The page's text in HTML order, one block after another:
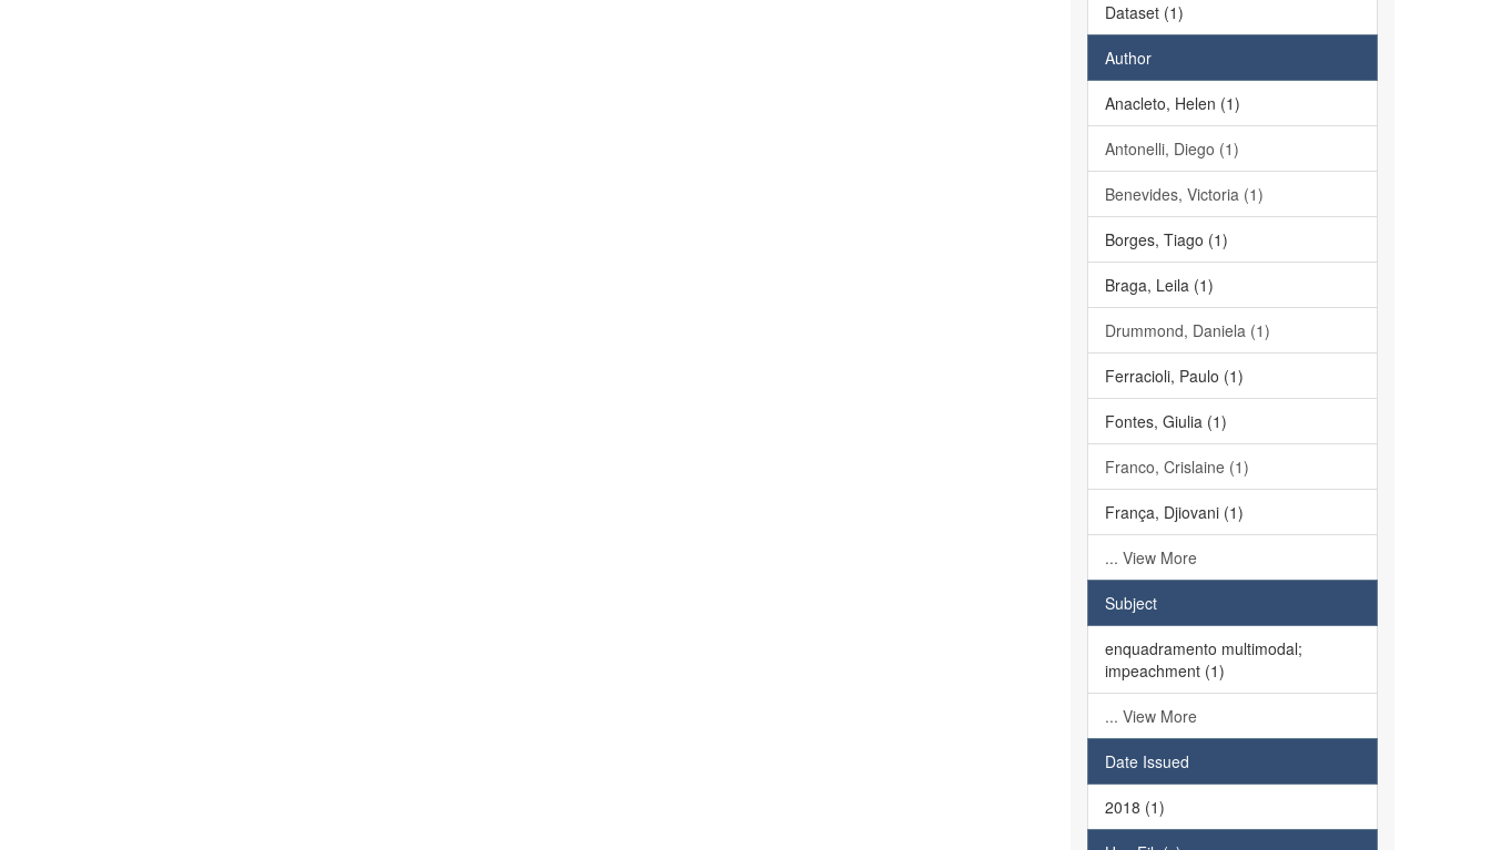
Dataset (1)
Author
Anacleto, Helen (1)
Antonelli, Diego (1)
Benevides, Victoria (1)
Borges, Tiago (1)
Braga, Leila (1)
Drummond, Daniela (1)
Ferracioli, Paulo (1)
Fontes, Giulia (1)
Franco, Crislaine (1)
França, Djiovani (1)
... View More
Subject
enquadramento multimodal;
impeachment (1)
... View More
Date Issued
2018 (1)